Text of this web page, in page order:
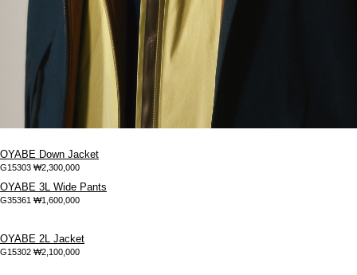
OYABE Down Jacket
G15303 ₩2,300,000
OYABE 3L Wide Pants
G35361 ₩1,600,000
OYABE 2L Jacket
G15302 ₩2,100,000